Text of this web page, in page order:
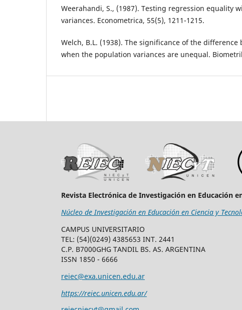
Weerahandi, S., (1987). Testing regression equality
variances. Econometrica, 55(5), 1211-1215.
Welch, B.L. (1938). The significance of the difference
when the population variances are unequal.
Revista Electrónica de Investigación en Educación
Núcleo de Investigación en Educación en Ciencia y
CAMPUS UNIVERSITARIO
TEL: (54)(0249) 4385653 INT. 2441
C.P. B7000GHG TANDIL BS. AS. ARGENTINA
ISSN 1850 - 6666
reiec@exa.unicen.edu.ar
https://reiec.unicen.edu.ar/